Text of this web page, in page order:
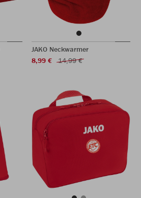
JAKO Neckwarmer
8,99 €
14,99 €